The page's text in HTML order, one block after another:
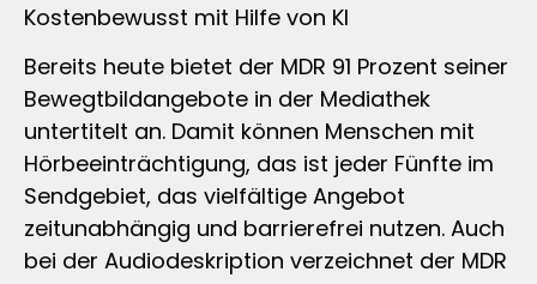
Kostenbewusst mit Hilfe von KI
Bereits heute bietet der MDR 91 Prozent seiner
Bewegtbildangebote in der Mediathek
untertitelt an. Damit können Menschen mit
Hörbeeinträchtigung, das ist jeder Fünfte im
Sendgebiet, das vielfältige Angebot
zeitunabhängig und barrierefrei nutzen. Auch
bei der Audiodeskription verzeichnet der MDR